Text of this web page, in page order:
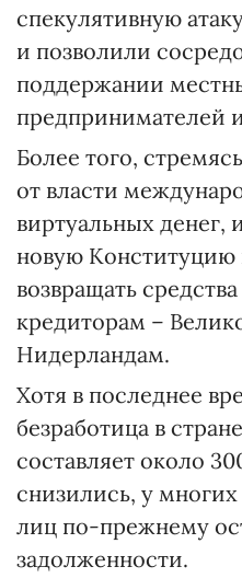
спекулятивную
и позволили
поддержании
предпринимателей
Более того,
от власти
виртуальных денег,
новую
возвращать
кредиторам –
Нидерландам.
Хотя в последнее
безработица в
составляет около
снизились, у
лиц по-прежнему
задолженности.